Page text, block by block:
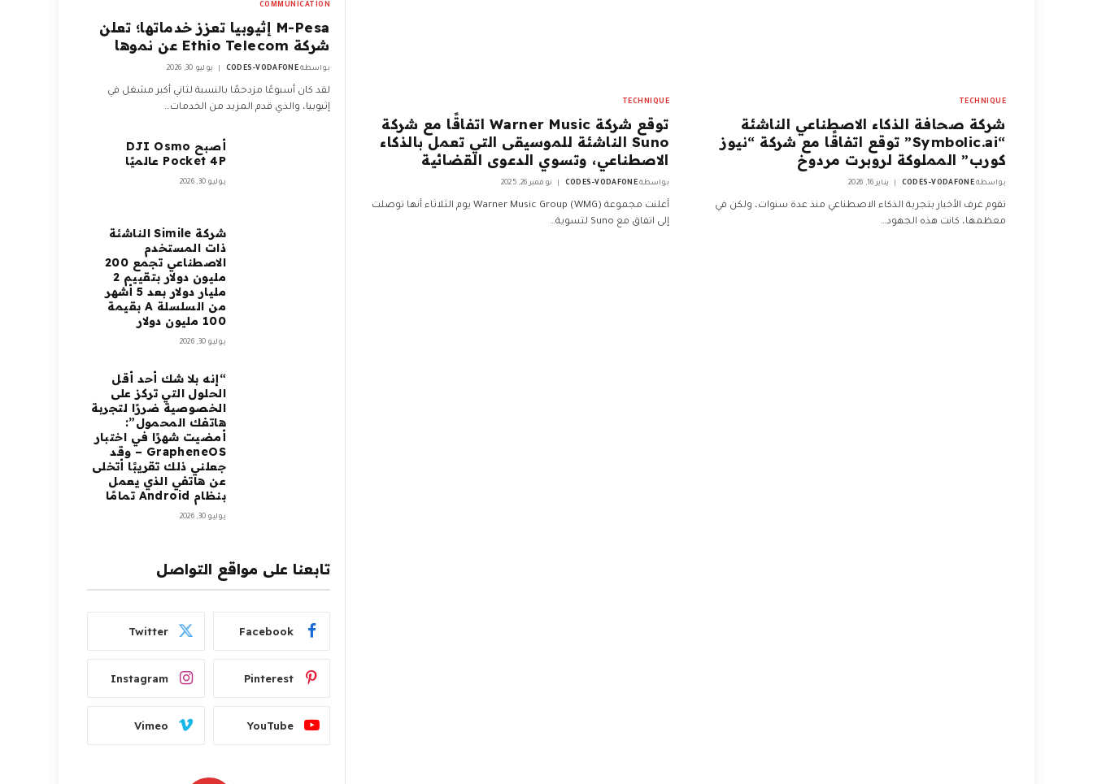
TECHNIQUE
شركة صحافة الذكاء الاصطناعي الناشئة
“Symbolic.ai” توقع اتفاقًا مع شركة “نيوز
كورب” المملوكة لروبرت مردوخ
بواسطة CODES-VODAFONE يناير 16, 2026
تقوم غرف الأخبار بتجربة الذكاء الاصطناعي منذ عدة سنوات، ولكن في
معظمها، كانت هذه الجهود…
TECHNIQUE
توقع شركة Warner Music اتفاقًا مع شركة
Suno الناشئة للموسيقى التي تعمل بالذكاء
الاصطناعي، وتسوي الدعوى القضائية
بواسطة CODES-VODAFONE نوفمبر 26, 2025
أعلنت مجموعة Warner Music Group (WMG) يوم الثلاثاء أنها توصلت
إلى اتفاق مع Suno لتسوية…
COMMUNICATION
M-Pesa إثيوبيا تعزز خدماتها؛ تعلن
شركة Ethio Telecom عن نموها
بواسطة CODES-VODAFONE يوليو 30, 2026
لقد كان أسبوعًا مزدحمًا بالنسبة لثاني أكبر مشغل في
إثيوبيا، والذي قدم المزيد من الخدمات…
أصبح DJI Osmo
Pocket 4P عالميًا
يوليو 30, 2026
شركة Simile الناشئة
ذات المستخدم
الاصطناعي تجمع 200
مليون دولار بتقييم 2
مليار دولار بعد 5 أشهر
من السلسلة A بقيمة
100 مليون دولار
يوليو 30, 2026
“إنه بلا شك أحد أقل
الحلول التي تركز على
الخصوصية ضررًا لتجربة
هاتفك المحمول”:
أمضيت شهرًا في اختبار
GrapheneOS – وقد
جعلني ذلك تقريبًا أتخلى
عن هاتفي الذي يعمل
بنظام Android تمامًا
يوليو 30, 2026
تابعنا على مواقع التواصل
Facebook
Twitter
Pinterest
Instagram
YouTube
Vimeo